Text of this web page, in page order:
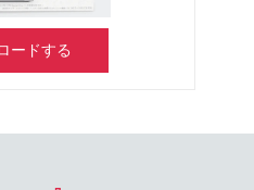
ードする